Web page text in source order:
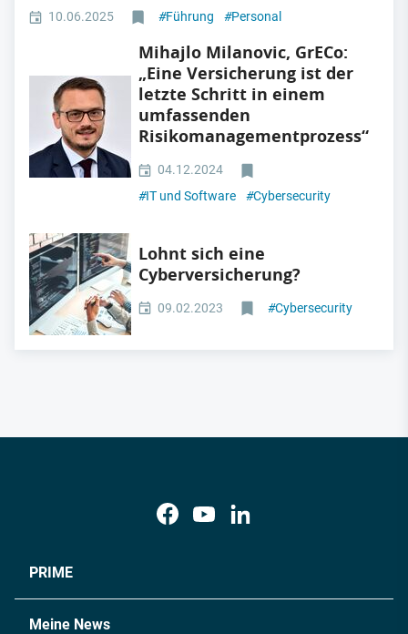
10.06.2025 #Führung #Personal
Mihajlo Milanovic, GrECo:
„Eine Versicherung ist der
letzte Schritt in einem
umfassenden
Risikomanagementprozess“
04.12.2024
#IT und Software #Cybersecurity
Lohnt sich eine
Cyberversicherung?
09.02.2023 #Cybersecurity
PRIME
Meine News